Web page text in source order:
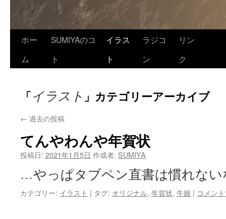
ホー
ム
SUMIYAのコ
ト
イラス
ト
ラジコ
ン
リン
ク
「イラスト 」カテゴリーアーカイブ
← 過去の投稿
てんやわんや年賀状
投稿日: 2021年1月5日 作成者: SUMIYA
…やっぱタブペン直書は慣れな
カテゴリー: イラスト | タグ: オリジナル, 年賀状, 牛娘 | コメン